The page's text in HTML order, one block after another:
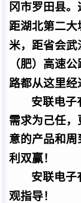
冈市罗田县。
距湖北第二
米，距省会武
（肥）高速
路都从这里经
安联电子
需求为己任
意的产品和
利双赢！
安联电子
观指导！